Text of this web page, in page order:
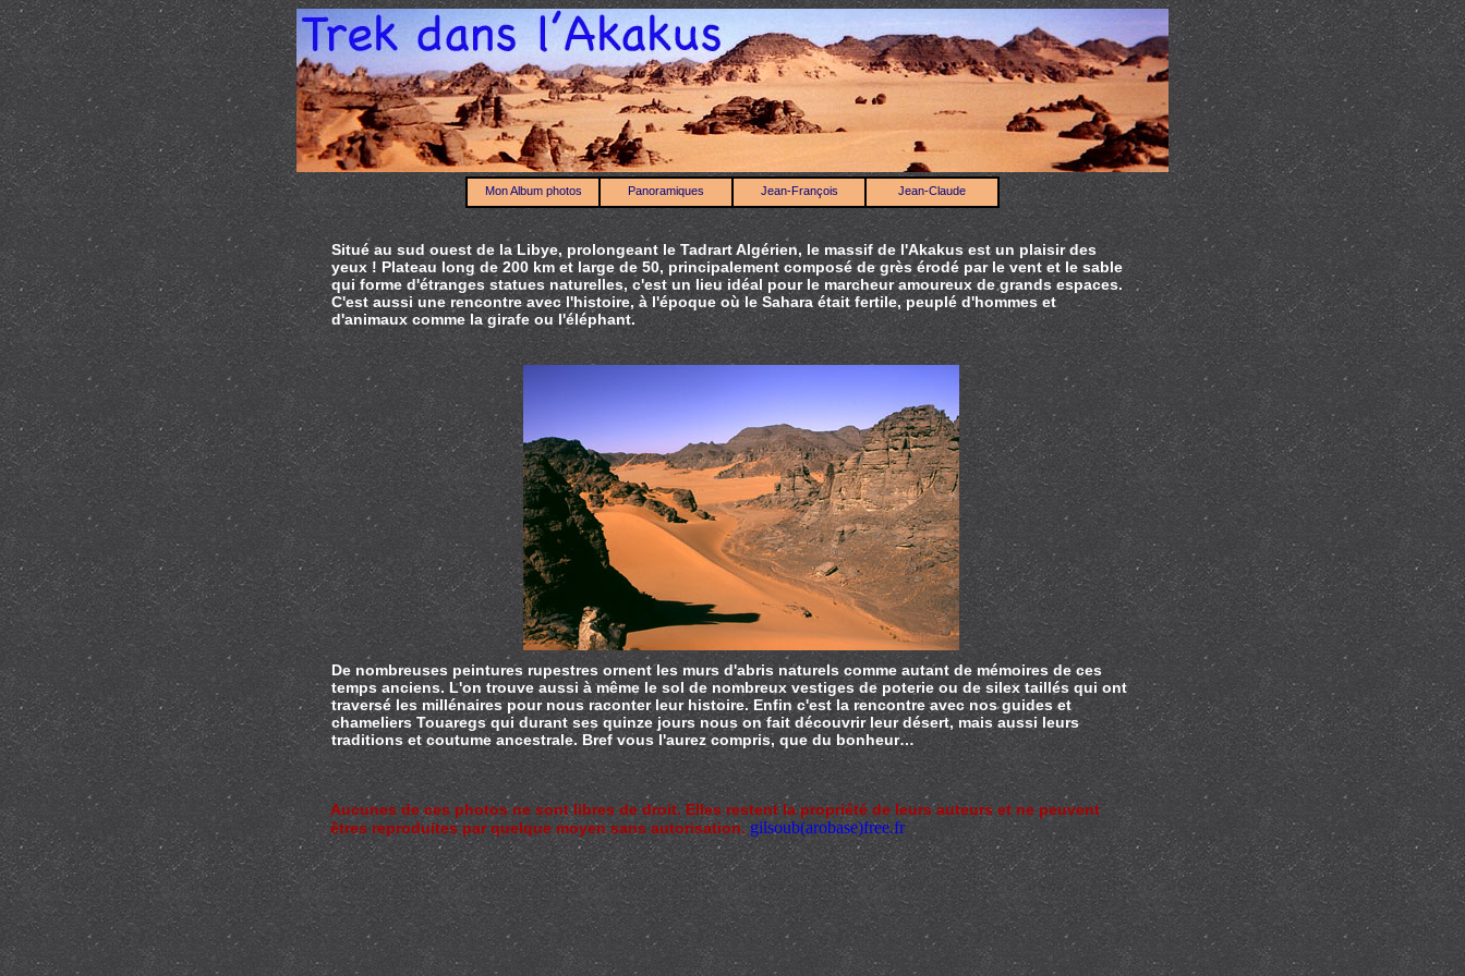
Mon Album photos Panoramiques Jean-François Jean-Claude
Situé au sud ouest de la Libye, prolongeant le Tadrart Algérien, le massif de l'Akakus est un plaisir des
yeux ! Plateau long de 200 km et large de 50, principalement composé de grès érodé par le vent et le sable
qui forme d'étranges statues naturelles, c'est un lieu idéal pour le marcheur amoureux de grands espaces.
C'est aussi une rencontre avec l'histoire, à l'époque où le Sahara était fertile, peuplé d'hommes et
d'animaux comme la girafe ou l'éléphant.
De nombreuses peintures rupestres ornent les murs d'abris naturels comme autant de mémoires de ces
temps anciens. L'on trouve aussi à même le sol de nombreux vestiges de poterie ou de silex taillés qui ont
traversé les millénaires pour nous raconter leur histoire. Enfin c'est la rencontre avec nos guides et
chameliers Touaregs qui durant ses quinze jours nous on fait découvrir leur désert, mais aussi leurs
traditions et coutume ancestrale. Bref vous l'aurez compris, que du bonheur…
Aucunes de ces photos ne sont libres de droit. Elles restent la propriété de leurs auteurs et ne peuvent
êtres reproduites par quelque moyen sans autorisation. gilsoub(arobase)free.fr